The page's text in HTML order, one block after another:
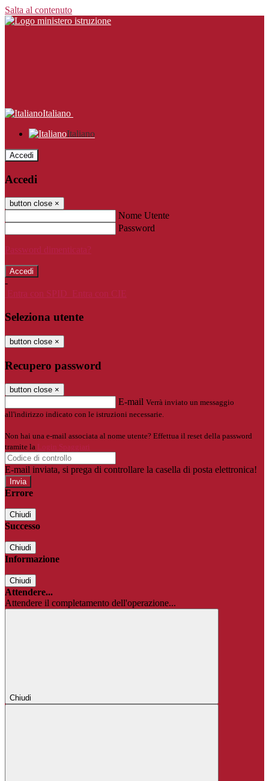
Salta al contenuto
Italiano
Italiano
Accedi
Accedi
button close ×
Nome Utente
Password
Password dimenticata?
-
Entra con SPID
Entra con CIE
Seleziona utente
button close ×
Recupero password
button close ×
E-mail Verrà inviato un messaggio
all'indirizzo indicato con le istruzioni necessarie.
Non hai una e-mail associata al nome utente? Effettua il reset della password
tramite la
Login Spaggiari
E-mail inviata, si prega di controllare la casella di posta elettronica!
Errore
Chiudi
Successo
Chiudi
Informazione
Chiudi
Attendere...
Attendere il completamento dell'operazione...
Chiudi